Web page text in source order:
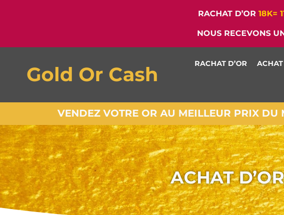
RACHAT D’OR 18K=
NOUS RECEVONS
Gold Or Cash RACHAT D’OR ACHAT
VENDEZ VOTRE OR AU MEILLEUR PRIX
ACHAT